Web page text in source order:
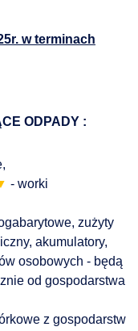
w terminach
ODPADY :
- worki
zużyty
akumulatory,
osobowych - będą
od gospodarstwa
z gospodarstw